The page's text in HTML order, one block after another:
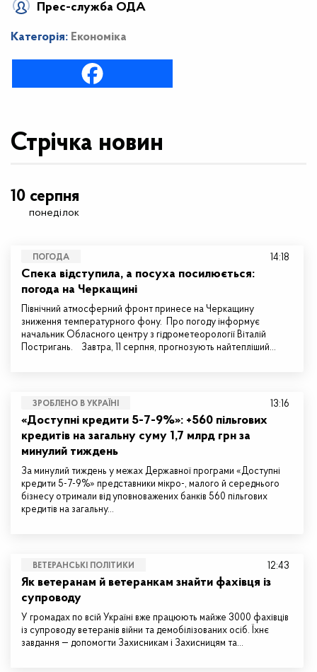
Прес-служба ОДА
Категорія: Економіка
Стрічка новин
10 серпня
понеділок
ПОГОДА
Спека відступила, а посуха посилюється:
погода на Черкащині
Північний атмосферний фронт принесе на Черкащину
зниження температурного фону. Про погоду інформує
начальник Обласного центру з гідрометеорології Віталій
Постригань. Завтра, 11 серпня, прогнозують найтепліший…
14:18
ЗРОБЛЕНО В УКРАЇНІ
«Доступні кредити 5-7-9%»: +560 пільгових
кредитів на загальну суму 1,7 млрд грн за
минулий тиждень
За минулий тиждень у межах Державної програми «Доступні
кредити 5-7-9%» представники мікро-, малого й середнього
бізнесу отримали від уповноважених банків 560 пільгових
кредитів на загальну…
13:16
ВЕТЕРАНСЬКІ ПОЛІТИКИ
Як ветеранам й ветеранкам знайти фахівця із
супроводу
У громадах по всій Україні вже працюють майже 3000 фахівців
із супроводу ветеранів війни та демобілізованих осіб. Їхнє
завдання — допомогти Захисникам і Захисницям та…
12:43